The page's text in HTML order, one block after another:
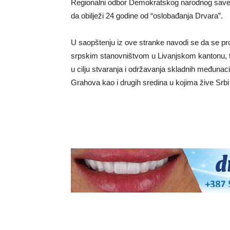
Regionalni odbor Demokratskog narodnog
da obilježi 24 godine od “oslobađanja Drvara”.
U saopštenju iz ove stranke navodi se da se
srpskim stanovništvom u Livanjskom
u cilju stvaranja i održavanja skladnih
Grahova kao i drugih sredina u kojima žive